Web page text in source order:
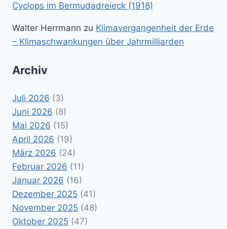
Cyclops im Bermudadreieck (1918)
Walter Herrmann zu Klimavergangenheit der Erde
– Klimaschwankungen über Jahrmilliarden
Archiv
Juli 2026 (3)
Juni 2026 (8)
Mai 2026 (15)
April 2026 (19)
März 2026 (24)
Februar 2026 (11)
Januar 2026 (16)
Dezember 2025 (41)
November 2025 (48)
Oktober 2025 (47)